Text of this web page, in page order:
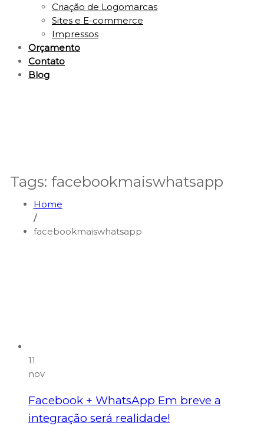
Criação de Logomarcas
Sites e E-commerce
Impressos
Orçamento
Contato
Blog
Tags: facebookmaiswhatsapp
Home
/
facebookmaiswhatsapp
11
nov
Facebook + WhatsApp Em breve a
integração será realidade!